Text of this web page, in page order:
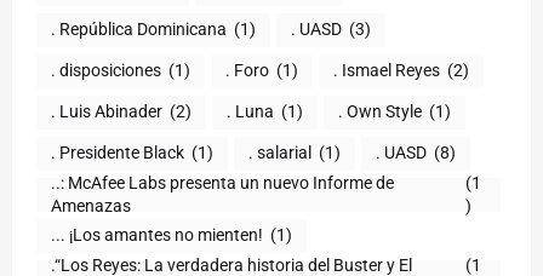
. República Dominicana (1) . UASD (3)
. disposiciones (1) . Foro (1) . Ismael Reyes (2)
. Luis Abinader (2) . Luna (1) . Own Style (1)
. Presidente Black (1) . salarial (1) . UASD (8)
..: McAfee Labs presenta un nuevo Informe de
(1
)
... ¡Los amantes no mienten! (1)
.“Los Reyes: La verdadera historia del Buster y El
(1